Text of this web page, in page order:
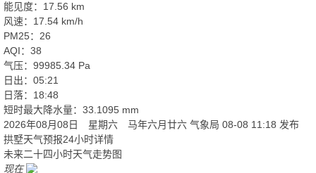
能见度：17.56 km
风速：17.54 km/h
PM25：26
AQI：38
气压：99985.34 Pa
日出：05:21
日落：18:48
短时最大降水量：33.1095 mm
2026年08月08日 星期六 马年六月廿六 气象局 08-08 11:18 发布
拱墅天气预报24小时详情
未来二十四小时天气走势图
现在